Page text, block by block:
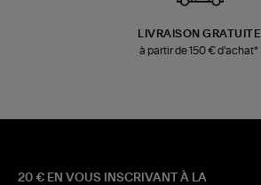
LIVRAISON GRATUITE
à partir de 150 € d'achat*
20 € EN VOUS INSCRIVANT À LA